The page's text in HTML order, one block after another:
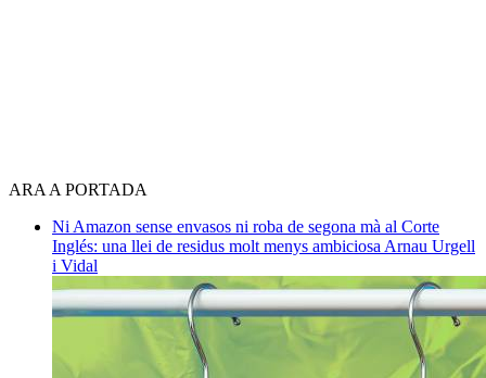
ARA A PORTADA
Ni Amazon sense envasos ni roba de segona mà al Corte
Inglés: una llei de residus molt menys ambiciosa Arnau Urgell
i Vidal